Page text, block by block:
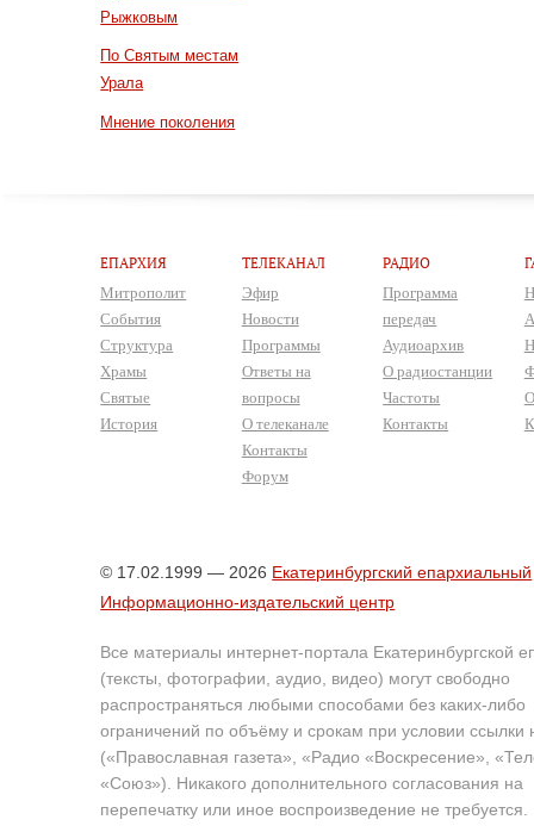
Рыжковым
По Святым местам
Урала
Мнение поколения
ЕПАРХИЯ
Митрополит
События
Структура
Храмы
Святые
История
ТЕЛЕКАНАЛ
Эфир
Новости
Программы
Ответы на
вопросы
О телеканале
Контакты
Форум
РАДИО
Программа
передач
Аудиоархив
О радиостанции
Частоты
Контакты
© 17.02.1999 — 2026 Екатеринбургский епархиальный
Информационно-издательский центр
Все материалы интернет-портала Екатеринбургской
(тексты, фотографии, аудио, видео) могут свободно
распространяться любыми способами без каких-либо
ограничений по объёму и срокам при условии ссылки
(«Православная газета», «Радио «Воскресение»,
«Союз»). Никакого дополнительного согласования на
перепечатку или иное воспроизведение не требуется.